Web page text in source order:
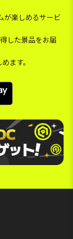
が楽しめるサービ
した景品をお届
ます。